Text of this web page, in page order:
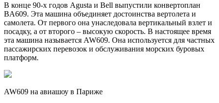
В конце 90-х годов Agusta и Bell выпустили конвертоплан
BA609. Эта машина объединяет достоинства вертолета и
самолета. От первого она унаследовала вертикальный взлет и
посадку, а от второго – высокую скорость. В настоящее время
эта машина называется AW609. Она используется для частных
пассажирских перевозок и обслуживания морских буровых
платформ.
AW609 на авиашоу в Париже